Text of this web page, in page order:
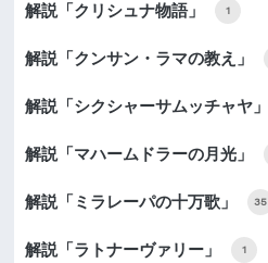
解説「クリシュナ物語」 1
解説「クンサン・ラマの教え」
解説「シクシャーサムッチャヤ」
解説「マハームドラーの月光」
解説「ミラレーパの十万歌」 35
解説「ラトナーヴァリー」 1